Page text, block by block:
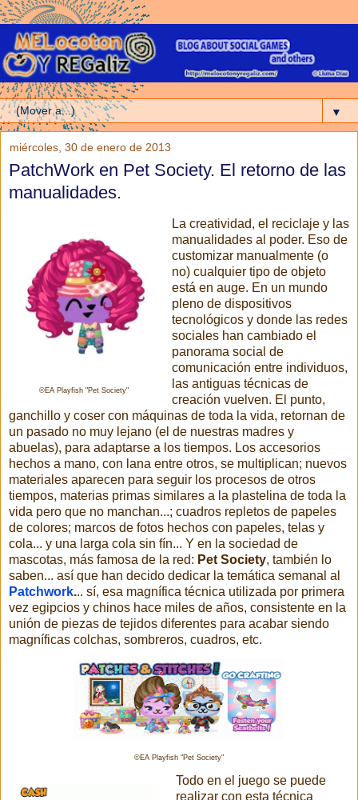
▼
miércoles, 30 de enero de 2013
PatchWork en Pet Society. El retorno de las
manualidades.
©EA Playfish "Pet Society"
La creatividad, el reciclaje y las
manualidades al poder. Eso de
customizar manualmente (o
no) cualquier tipo de objeto
está en auge. En un mundo
pleno de dispositivos
tecnológicos y donde las redes
sociales han cambiado el
panorama social de
comunicación entre individuos,
las antiguas técnicas de
creación vuelven. El punto,
ganchillo y coser con máquinas de toda la vida, retornan de
un pasado no muy lejano (el de nuestras madres y
abuelas), para adaptarse a los tiempos. Los accesorios
hechos a mano, con lana entre otros, se multiplican; nuevos
materiales aparecen para seguir los procesos de otros
tiempos, materias primas similares a la plastelina de toda la
vida pero que no manchan...; cuadros repletos de papeles
de colores; marcos de fotos hechos con papeles, telas y
cola... y una larga cola sin fín... Y en la sociedad de
mascotas, más famosa de la red: Pet Society, también lo
saben... así que han decido dedicar la temática semanal al
Patchwork... sí, esa magnífica técnica utilizada por primera
vez egipcios y chinos hace miles de años, consistente en la
unión de piezas de tejidos diferentes para acabar siendo
magníficas colchas, sombreros, cuadros, etc.
©EA Playfish "Pet Society"
Todo en el juego se puede
realizar con esta técnica